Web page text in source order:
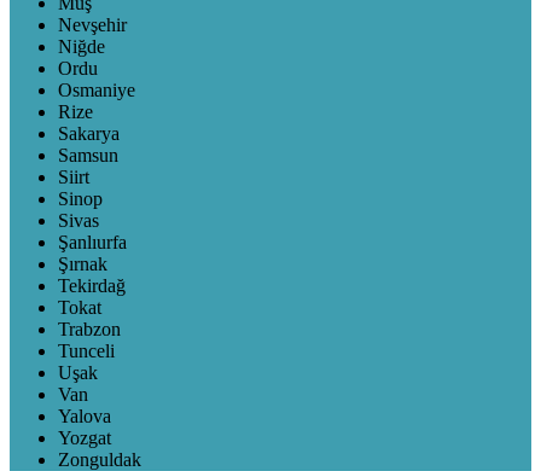
Nevşehir
Niğde
Ordu
Osmaniye
Rize
Sakarya
Samsun
Siirt
Sinop
Sivas
Şanlıurfa
Şırnak
Tekirdağ
Tokat
Trabzon
Tunceli
Uşak
Van
Yalova
Yozgat
Zonguldak